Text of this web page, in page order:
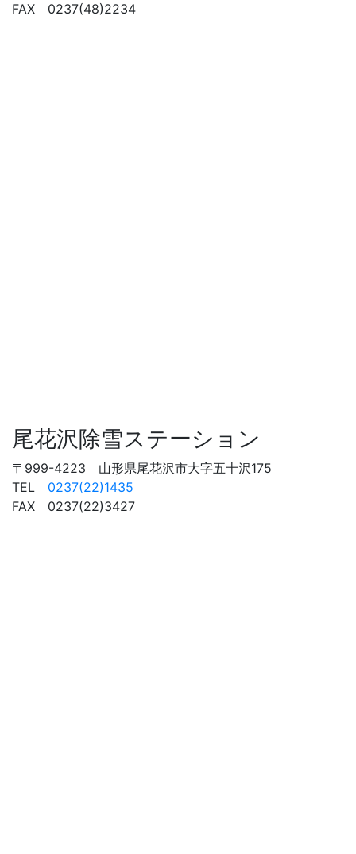
FAX 0237(48)2234
尾花沢除雪ステーション
〒999-4223 山形県尾花沢市大字五十沢175
TEL 0237(22)1435
FAX 0237(22)3427